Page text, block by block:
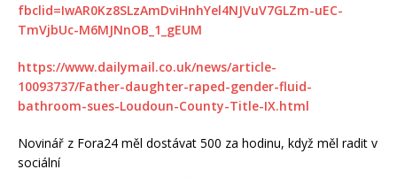
fbclid=IwAR0Kz8SLzAmDviHnhYel4NJVuV7GLZm-uEC-
TmVjbUc-M6MJNnOB_1_gEUM
https://www.dailymail.co.uk/news/article-
10093737/Father-daughter-raped-gender-fluid-
bathroom-sues-Loudoun-County-Title-IX.html
Novinář z Fora24 měl dostávat 500 za hodinu, když měl radit v
sociální